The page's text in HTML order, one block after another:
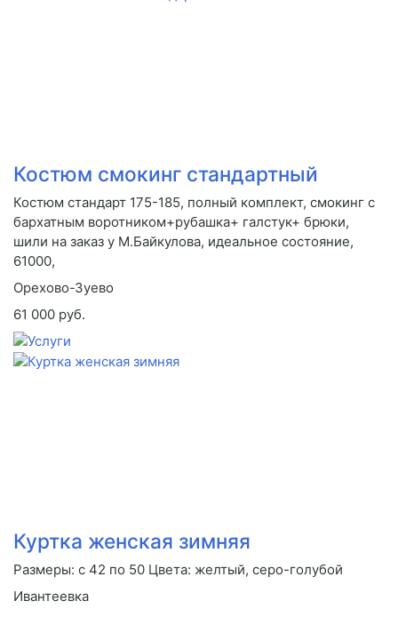
Костюм смокинг стандартный
Костюм стандарт 175-185, полный комплект, смокинг с
бархатным воротником+рубашка+ галстук+ брюки,
шили на заказ у М.Байкулова, идеальное состояние,
61000,
Орехово-Зуево
61 000 руб.
Куртка женская зимняя
Размеры: с 42 по 50 Цвета: желтый, серо-голубой
Ивантеевка